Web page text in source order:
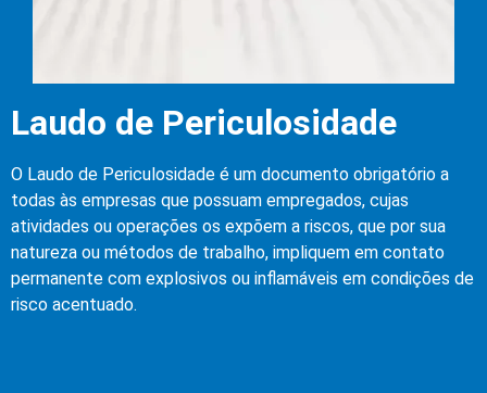
Laudo de Periculosidade
O Laudo de Periculosidade é um documento obrigatório a
todas às empresas que possuam empregados, cujas
atividades ou operações os expõem a riscos, que por sua
natureza ou métodos de trabalho, impliquem em contato
permanente com explosivos ou inflamáveis em condições de
risco acentuado.